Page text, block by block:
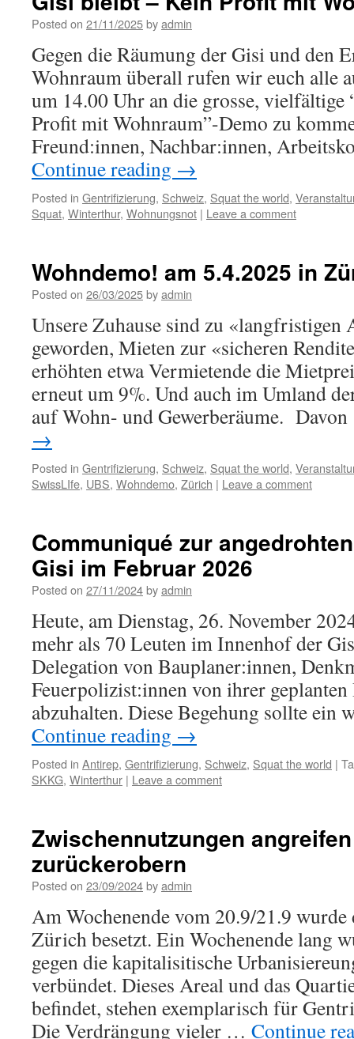
Posted on 21/11/2025byadmin
Gegen die Räumung der Gisi und den
Wohnraum überall rufen wir euch alle
um 14.00 Uhr an die grosse,
Profit mit Wohnraum”-Demo zu
Freund:innen, Nachbar:innen,
Continue reading →
Posted in Gentrifizierung, Schweiz, Squat the world,
Squat, Winterthur, Wohnungsnot | Leave a comment
Wohndemo! am 5.4.2025 in
Posted on 26/03/2025byadmin
Unsere Zuhause sind zu «langfristigen
geworden, Mieten zur «sicheren
erhöhten etwa Vermietende die
erneut um 9%. Und auch im Umland
auf Wohn- und Gewerberäume.
→
Posted in Gentrifizierung, Schweiz, Squat the world,
SwissLIfe, UBS, Wohndemo, Zürich | Leave a comment
Communiqué zur
Gisi im Februar 2026
Posted on 27/11/2024byadmin
Heute, am Dienstag, 26. November
mehr als 70 Leuten im Innenhof der
Delegation von Bauplaner:innen,
Feuerpolizist:innen von ihrer
abzuhalten. Diese Begehung sollte
Continue reading →
Posted in Antirep, Gentrifizierung, Schweiz, Squat the world |
SKKG, Winterthur | Leave a comment
Zwischennutzungen
zurückerobern
Posted on 23/09/2024byadmin
Am Wochenende vom 20.9/21.9 wurde
Zürich besetzt. Ein Wochenende lang
gegen die kapitalisitische
verbündet. Dieses Areal und das
befindet, stehen exemplarisch für
Die Verdrängung vieler … Continue